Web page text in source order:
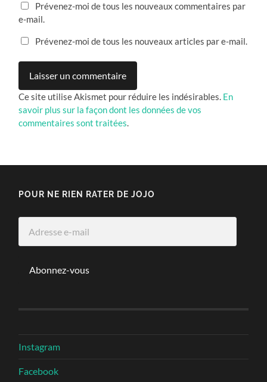
Prévenez-moi de tous les nouveaux commentaires par
e-mail.
Prévenez-moi de tous les nouveaux articles par e-mail.
Ce site utilise Akismet pour réduire les indésirables. En
savoir plus sur la façon dont les données de vos
commentaires sont traitées.
POUR NE RIEN RATER DE JOJO
Abonnez-vous
Instagram
Facebook